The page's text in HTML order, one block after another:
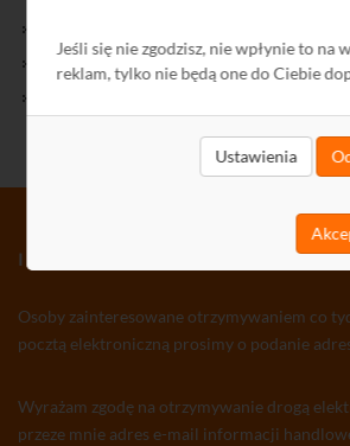
Jeśli się nie zgodzisz, nie wpłynie to na
reklam, tylko nie będą one do Ciebie
Ustawienia
Polityka Prywatności
INFORMATOR TV-SAT CCTV
Osoby zainteresowane otrzymywaniem co
pocztą elektroniczną prosimy o podanie
Wyrażam zgodę na otrzymywanie drogą
przeze mnie adres e-mail informacji